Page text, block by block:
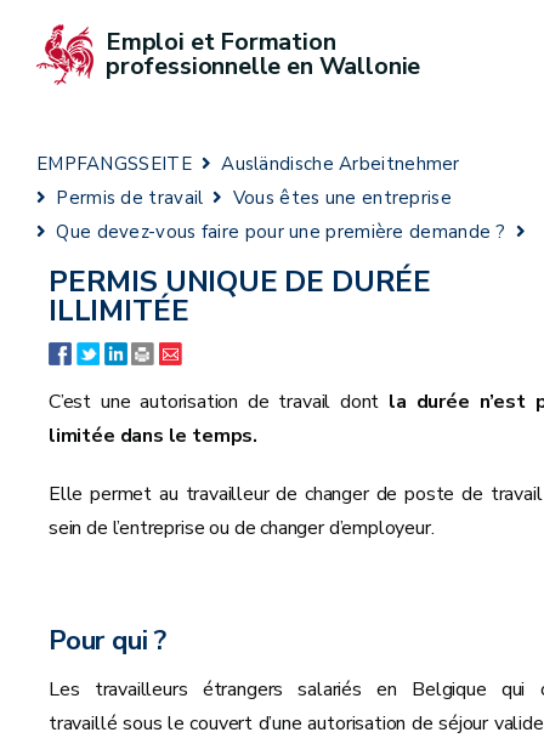
Emploi et Formation
professionnelle en Wallonie
EMPFANGSSEITE
Ausländische Arbeitnehmer
Permis de travail
Vous êtes une entreprise
Que devez-vous faire pour une première demande ?
PERMIS UNIQUE DE DURÉE
ILLIMITÉE
C’est une autorisation de travail dont la durée n’est
limitée dans le temps.
Elle permet au travailleur de changer de poste de
sein de l’entreprise ou de changer d’employeur.
Pour qui ?
Les travailleurs étrangers salariés en Belgique qui
travaillésous le couvert d’une autorisation de séjour